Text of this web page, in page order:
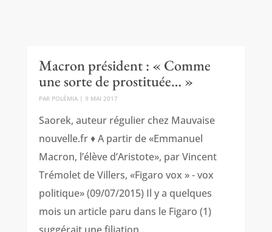
Macron président : « Comme
une sorte de prostituée… »
PAR POLÉMIA| 9 MAI 2017
Saorek, auteur régulier chez Mauvaise
nouvelle.fr ♦ A partir de «Emmanuel
Macron, l’élève d’Aristote», par Vincent
Trémolet de Villers, «Figaro vox » - vox
politique» (09/07/2015) Il y a quelques
mois un article paru dans le Figaro (1)
suggérait une filiation...